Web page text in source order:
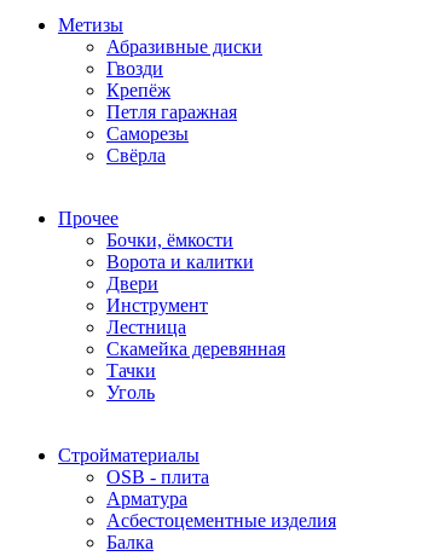
Метизы
Абразивные диски
Гвозди
Крепёж
Петля гаражная
Саморезы
Свёрла
Прочее
Бочки, ёмкости
Ворота и калитки
Двери
Инструмент
Лестница
Скамейка деревянная
Тачки
Уголь
Стройматериалы
OSB - плита
Арматура
Асбестоцементные изделия
Балка